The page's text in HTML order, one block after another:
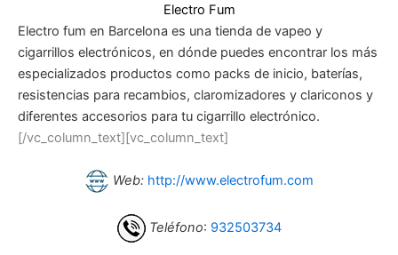
Electro Fum
Electro fum en Barcelona es una tienda de vapeo y
cigarrillos electrónicos, en dónde puedes encontrar los más
especializados productos como packs de inicio, baterías,
resistencias para recambios, claromizadores y clariconos y
diferentes accesorios para tu cigarrillo electrónico.
[/vc_column_text][vc_column_text]
Web: http://www.electrofum.com
Teléfono: 932503734